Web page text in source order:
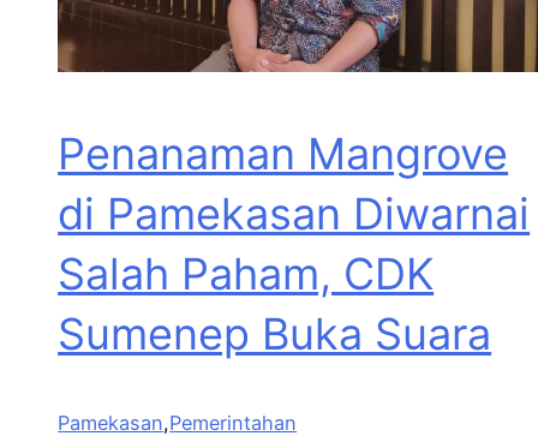
Penanaman Mangrove
di Pamekasan Diwarnai
Salah Paham, CDK
Sumenep Buka Suara
Pamekasan,Pemerintahan